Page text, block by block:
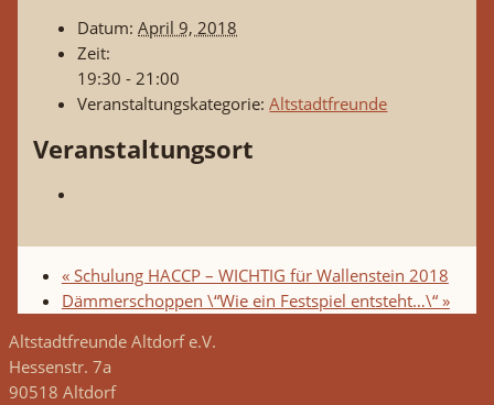
Datum: April 9, 2018
Zeit:
19:30 - 21:00
Veranstaltungskategorie: Altstadtfreunde
Veranstaltungsort
«Schulung HACCP – WICHTIG für Wallenstein 2018
Dämmerschoppen \“Wie ein Festspiel entsteht…\“ »
Altstadtfreunde Altdorf e.V.
Hessenstr. 7a
90518 Altdorf